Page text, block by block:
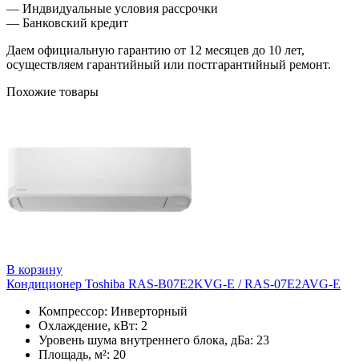
— Индвидуальные условия рассрочки
— Банковский кредит
Даем официальную гарантию от 12 месяцев до 10 лет,
осуществляем гарантийный или постгарантийный ремонт.
Похожие товары
В корзину
Кондиционер Toshiba RAS-B07E2KVG-E / RAS-07E2AVG-E
Компрессор: Инверторный
Охлаждение, кВт: 2
Уровень шума внутреннего блока, дБа: 23
Площадь, м²: 20